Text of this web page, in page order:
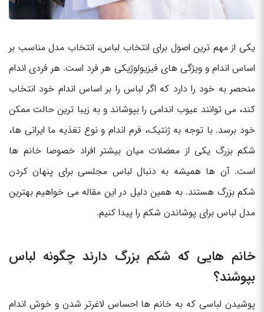
یکی از مهم ترین اصول برای انتخاب لباس، انتخاب مدل مناسب بر
اساس اندام و ویژگی های فیزیولوژیکی هر فرد است. هر فردی اندام
منحصر به خود را دارد که اگر لباس را بر اساس اندام خود انتخاب
کند، می توانند عیوب اندامی را بپوشاند و به زیبا ترین حالت ممکن
خود برسد. با توجه به ژنتیک، فرم اندام و نوع تغذیه ما ایرانی ها،
شکم بزرگ یکی از معضلات میان بیشتر افراد خصوصا خانم ها
است. آن ها همیشه به دنبال لباس مجلسی برای پنهان کردن
شکم بزرگ هستند. به همین دلیل در این مقاله می خواهیم بهترین
مدل لباس برای پوشاندن شکم را پیدا کنیم.
خانم هایی که شکم بزرگ دارند چگونه لباس
بپوشند؟
پوشیدن لباسی که به خانم ها احساس لاغرتر شدن و خوش اندام